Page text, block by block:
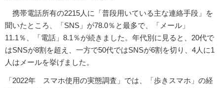
携帯電話所有の2215人に「普段用いている主な連絡手段」を
聞いたところ、「SNS」が78.0％と最多で、「メール」
11.1％、「電話」8.1％が続きました。年代別に見ると、20代で
はSNSが8割を超え、一方で50代ではSNSが6割を切り、4人に1
人はメールを挙げました。
「2022年 スマホ使用の実態調査」では、「歩きスマホ」の経